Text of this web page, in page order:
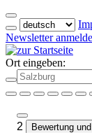
Newsletter
Ort eingeben:
2 Bewertung